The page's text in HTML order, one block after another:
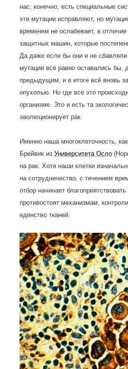
нас, конечно, есть специальные
эти мутации исправляют, но
временем не ослабевает, в
защитных машин, которые
Да даже если бы они и не
мутации всё равно оставались бы,
предыдущим, и в итоге всё вновь
опухолью. Но где всё это
организме. Это и есть та
эволюционирует рак.
Именно наша многоклеточность,
Брейвик из Университета Осло
на рак. Хотя наши клетки
на сотрудничество, с течением
отбор начинает
противостоят механизмам,
единство тканей.